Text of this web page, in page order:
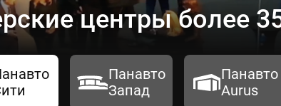
центры более
Панавто
Запад
Панавто
Aurus